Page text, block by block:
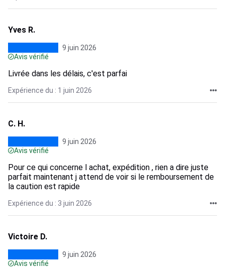
Yves R.
9 juin 2026
Avis vérifié
Livrée dans les délais, c'est parfai
Expérience du : 1 juin 2026
C. H.
9 juin 2026
Avis vérifié
Pour ce qui concerne l achat, expédition , rien a dire juste
parfait maintenant j attend de voir si le remboursement de
la caution est rapide
Expérience du : 3 juin 2026
Victoire D.
9 juin 2026
Avis vérifié